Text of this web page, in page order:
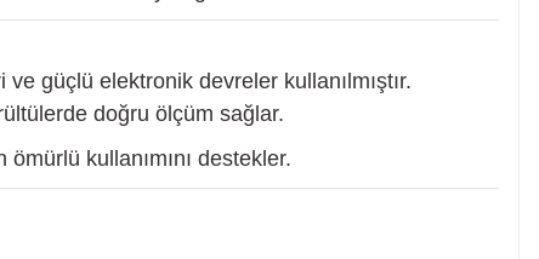
güçlü elektronik devreler kullanılmıştır.
doğru ölçüm sağlar.
kullanımını destekler.